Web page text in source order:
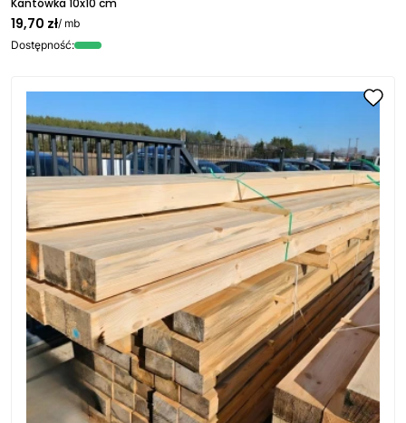
Kantówka 10x10 cm
19,70 zł/ mb
Dostępność: